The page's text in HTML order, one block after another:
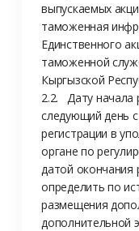
выпускаемых
таможенная
Единственного
таможенной
Кыргызской
2.2.	Дату начала размещения установить на
следующий день
регистрации в
органе по
датой окончания
определить по
размещения
дополнительной